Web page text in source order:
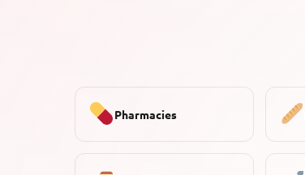
Pharmacies